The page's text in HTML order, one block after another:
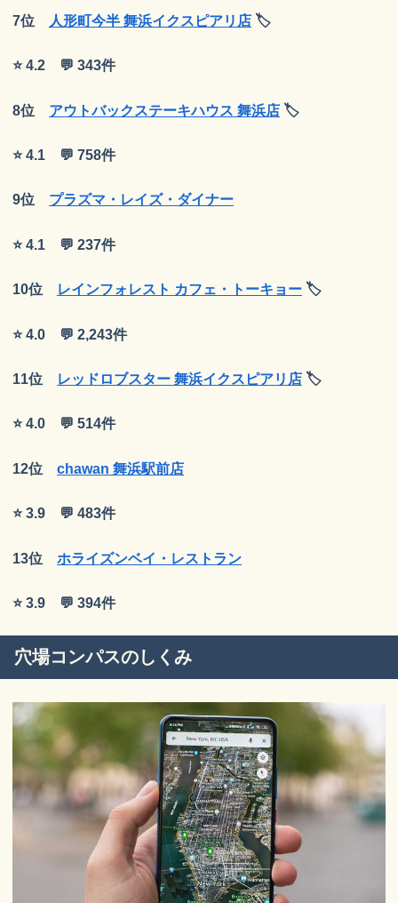
7位 人形町今半 舞浜イクスピアリ店 🏷
⭐ 4.2 💬 343件
8位 アウトバックステーキハウス 舞浜店 🏷
⭐ 4.1 💬 758件
9位 プラズマ・レイズ・ダイナー
⭐ 4.1 💬 237件
10位 レインフォレスト カフェ・トーキョー 🏷
⭐ 4.0 💬 2,243件
11位 レッドロブスター 舞浜イクスピアリ店 🏷
⭐ 4.0 💬 514件
12位 chawan 舞浜駅前店
⭐ 3.9 💬 483件
13位 ホライズンベイ・レストラン
⭐ 3.9 💬 394件
穴場コンパスのしくみ